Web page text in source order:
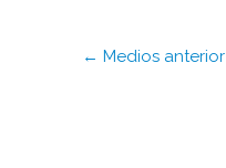
← Medios anterior